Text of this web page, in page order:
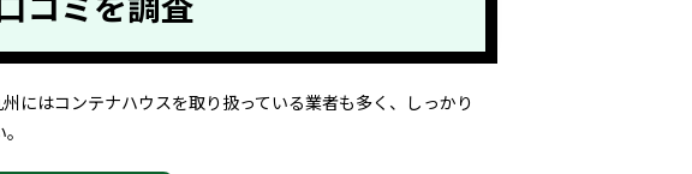
にはコンテナハウスを取り扱っている業者も多く、しっかり